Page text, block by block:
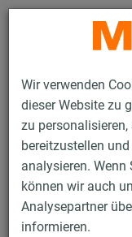
Wir verwenden
dieser Website zu
zu
bereitzustellen
analysieren. Wenn
können wir auch
Analysepartner
informieren.
Produkte
Feuerverzinkte